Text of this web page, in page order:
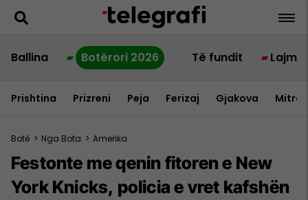
Ballina Botërori 2026 Të fundit Lajme
Prishtina Prizreni Peja Ferizaj Gjakova
Botë > Nga Bota > Amerika
Festonte me qenin fitoren e New
York Knicks, policia e vret kafshën